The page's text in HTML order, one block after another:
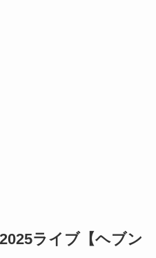
ライブ【ヘブン